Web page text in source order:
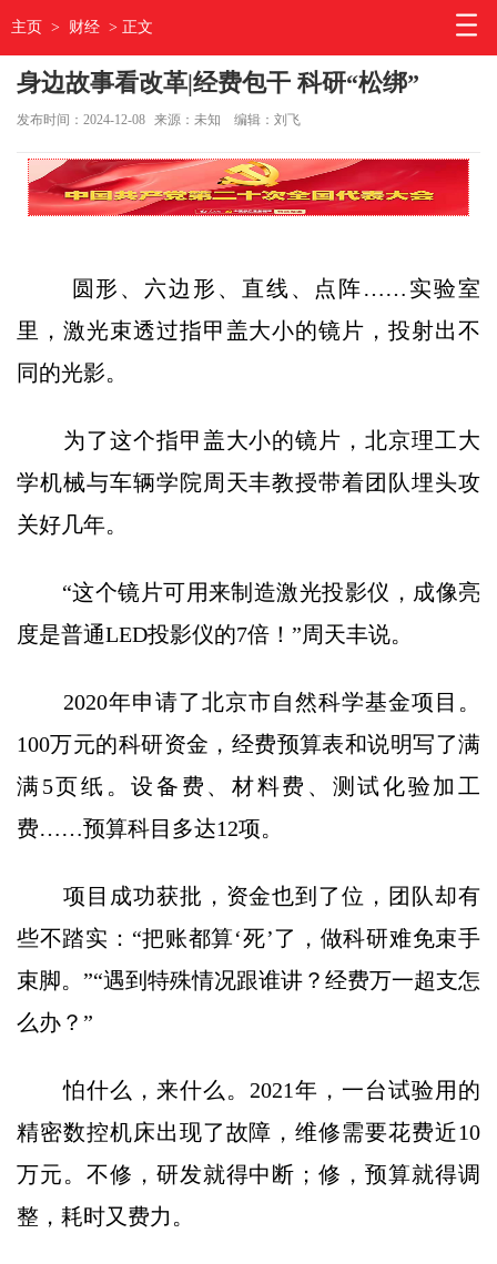
主页 > 财经 > 正文
身边故事看改革|经费包干 科研“松绑”
发布时间：2024-12-08 来源：未知 编辑：刘飞
圆形、六边形、直线、点阵……实验室
里，激光束透过指甲盖大小的镜片，投射出不
同的光影。
为了这个指甲盖大小的镜片，北京理工大
学机械与车辆学院周天丰教授带着团队埋头攻
关好几年。
“这个镜片可用来制造激光投影仪，成像亮
度是普通LED投影仪的7倍！”周天丰说。
2020年申请了北京市自然科学基金项目。
100万元的科研资金，经费预算表和说明写了满
满5页纸。设备费、材料费、测试化验加工
费……预算科目多达12项。
项目成功获批，资金也到了位，团队却有
些不踏实：“把账都算‘死’了，做科研难免束手
束脚。”“遇到特殊情况跟谁讲？经费万一超支怎
么办？”
怕什么，来什么。2021年，一台试验用的
精密数控机床出现了故障，维修需要花费近10
万元。不修，研发就得中断；修，预算就得调
整，耗时又费力。